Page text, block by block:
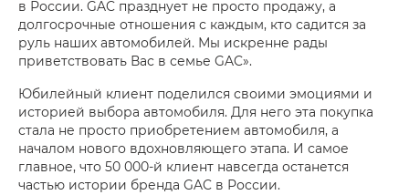
в России. GAC празднует не просто продажу, а
долгосрочные отношения с каждым, кто садится за
руль наших автомобилей. Мы искренне рады
приветствовать Вас в семье GAC».
Юбилейный клиент поделился своими эмоциями и
историей выбора автомобиля. Для него эта покупка
стала не просто приобретением автомобиля, а
началом нового вдохновляющего этапа. И самое
главное, что 50 000-й клиент навсегда останется
частью истории бренда GAC в России.